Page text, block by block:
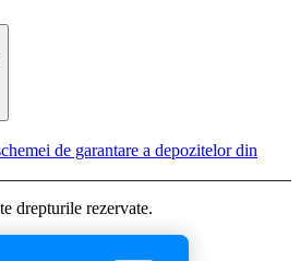
de garantare a depozitelor din
drepturile rezervate.